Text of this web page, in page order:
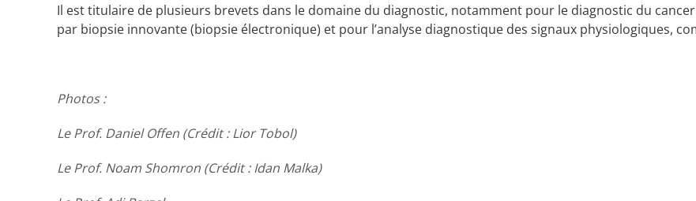
Il est titulaire de plusieurs brevets dans le domaine du diagnostic, notamment pour le diagnostic du
par biopsie innovante (biopsie électronique) et pour l’analyse diagnostique des signaux physiologiques,
Photos :
Le Prof. Daniel Offen (Crédit : Lior Tobol)
Le Prof. Noam Shomron (Crédit : Idan Malka)